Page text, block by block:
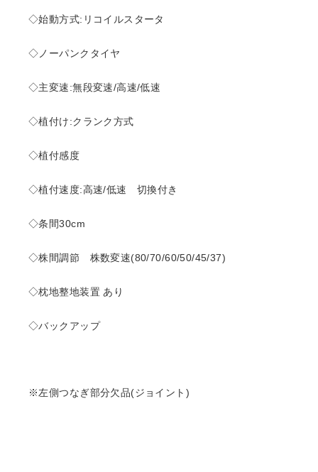
◇始動方式:リコイルスタータ
◇ノーパンクタイヤ
◇主変速:無段変速/高速/低速
◇植付け:クランク方式
◇植付感度
◇植付速度:高速/低速 切換付き
◇条間30cm
◇株間調節 株数変速(80/70/60/50/45/37)
◇枕地整地装置 あり
◇バックアップ
※左側つなぎ部分欠品(ジョイント)